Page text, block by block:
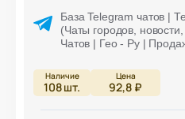
База Telegram чатов |
(Чаты городов,
Чатов | Гео - Ру |
108шт. 92,8 ₽